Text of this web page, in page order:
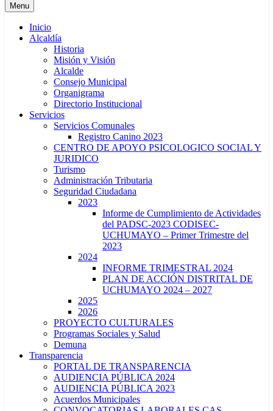
Menu
Inicio
Alcaldía
Historia
Misión y Visión
Alcalde
Consejo Municipal
Organigrama
Directorio Institucional
Servicios
Servicios Comunales
Registro Canino 2023
CENTRO DE APOYO PSICOLOGICO SOCIAL Y
JURIDICO
Turismo
Administración Tributaria
Seguridad Ciudadana
2023
Informe de Cumplimiento de Actividades
del PADSC-2023 CODISEC-
UCHUMAYO – Primer Trimestre del
2023
2024
INFORME TRIMESTRAL 2024
PLAN DE ACCIÓN DISTRITAL DE
UCHUMAYO 2024 – 2027
2025
2026
PROYECTO CULTURALES
Programas Sociales y Salud
Demuna
Transparencia
PORTAL DE TRANSPARENCIA
AUDIENCIA PÚBLICA 2024
AUDIENCIA PÚBLICA 2023
Acuerdos Municipales